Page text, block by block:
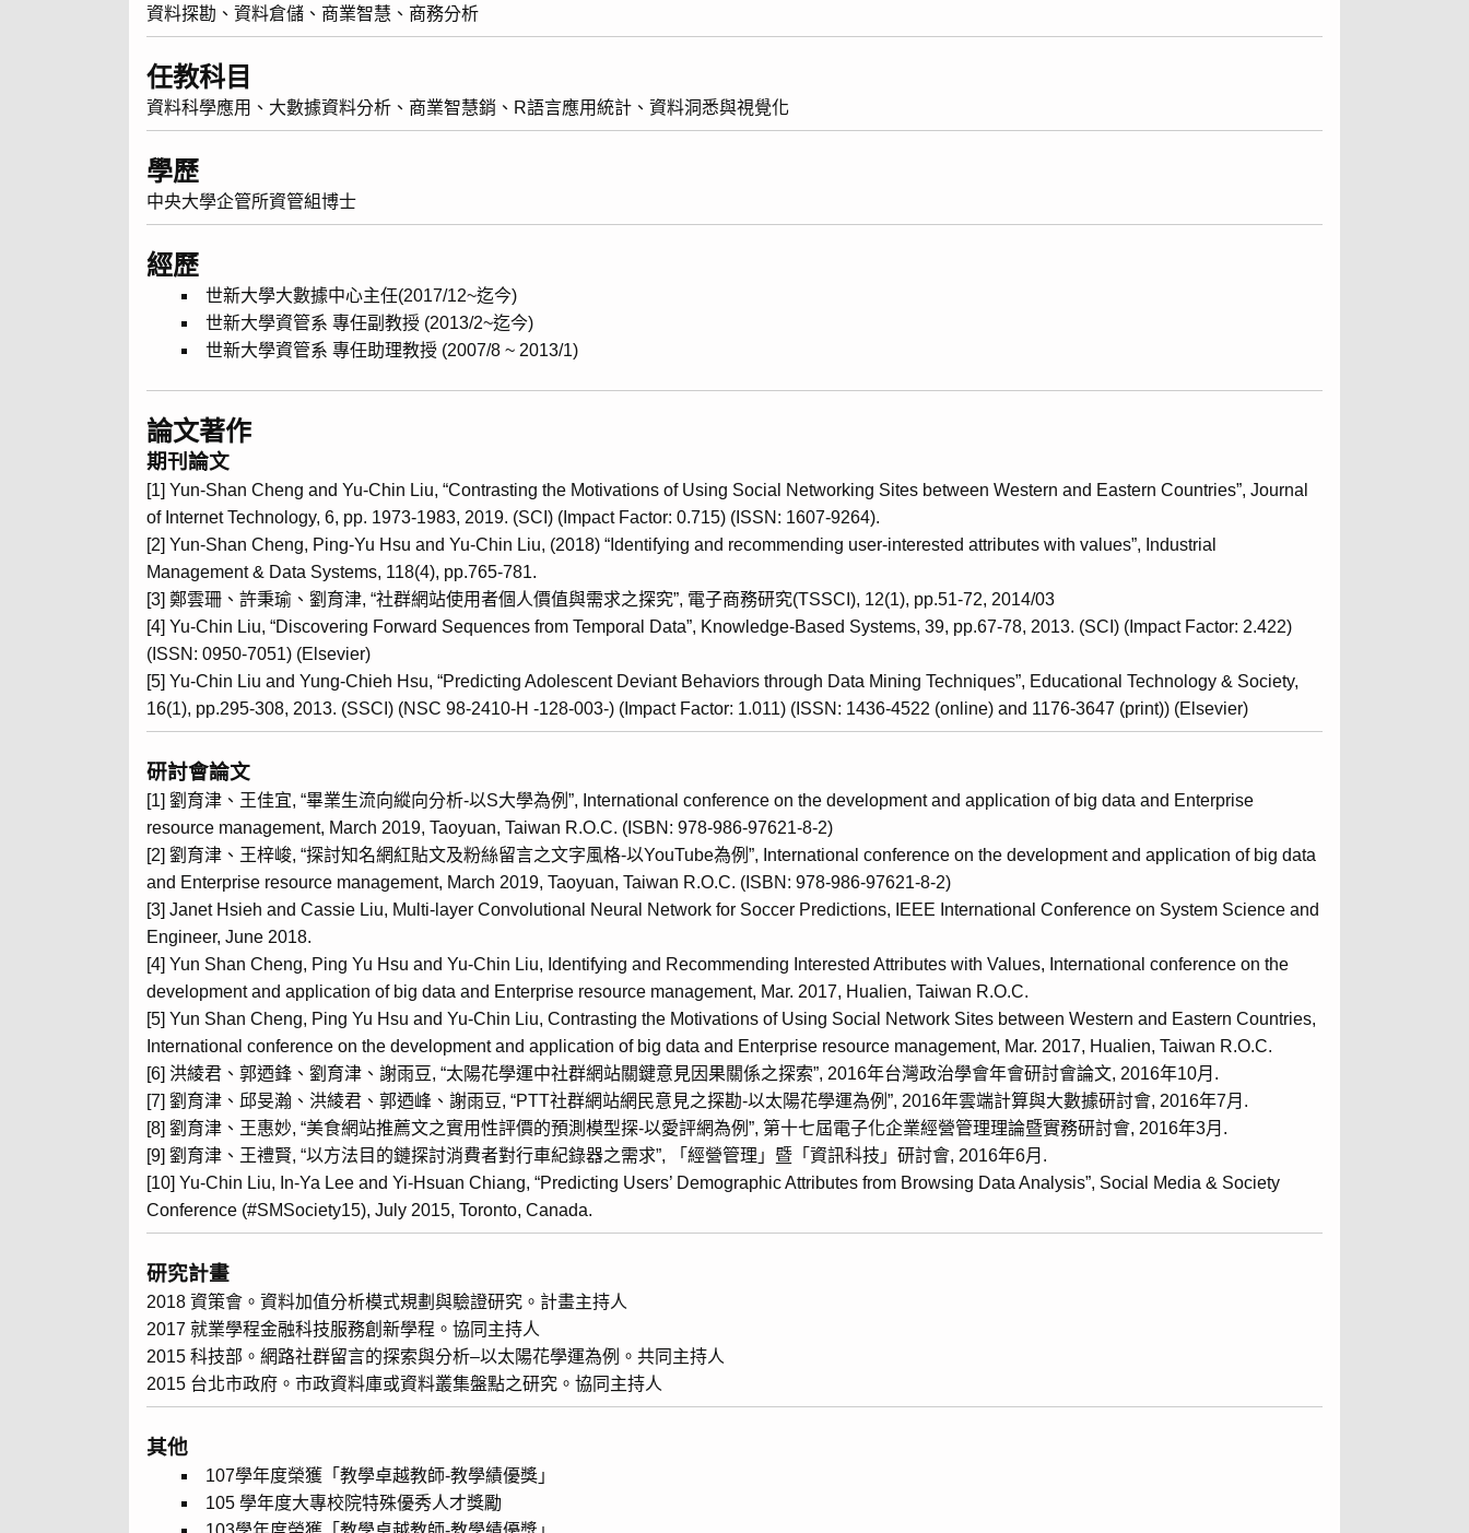
資料探勘、資料倉儲、商業智慧、商務分析
任教科目
資料科學應用、大數據資料分析、商業智慧銷、R語言應用統計、資料洞悉與視覺化
學歷
中央大學企管所資管組博士
經歷
世新大學大數據中心主任(2017/12~迄今)
世新大學資管系 專任副教授 (2013/2~迄今)
世新大學資管系 專任助理教授 (2007/8 ~ 2013/1)
論文著作
期刊論文
[1] Yun-Shan Cheng and Yu-Chin Liu, “Contrasting the Motivations of Using Social Networking Sites between Western and Eastern Countries”, Journal
of Internet Technology, 6, pp. 1973-1983, 2019. (SCI) (Impact Factor: 0.715) (ISSN: 1607-9264).
[2] Yun-Shan Cheng, Ping-Yu Hsu and Yu-Chin Liu, (2018) “Identifying and recommending user-interested attributes with values”, Industrial
Management & Data Systems, 118(4), pp.765-781.
[3] 鄭雲珊、許秉瑜、劉育津, “社群網站使用者個人價值與需求之探究”, 電子商務研究(TSSCI), 12(1), pp.51-72, 2014/03
[4] Yu-Chin Liu, “Discovering Forward Sequences from Temporal Data”, Knowledge-Based Systems, 39, pp.67-78, 2013. (SCI) (Impact Factor: 2.422)
(ISSN: 0950-7051) (Elsevier)
[5] Yu-Chin Liu and Yung-Chieh Hsu, “Predicting Adolescent Deviant Behaviors through Data Mining Techniques”, Educational Technology & Society,
16(1), pp.295-308, 2013. (SSCI) (NSC 98-2410-H -128-003-) (Impact Factor: 1.011) (ISSN: 1436-4522 (online) and 1176-3647 (print)) (Elsevier)
研討會論文
[1] 劉育津、王佳宜, “畢業生流向縱向分析-以S大學為例”, International conference on the development and application of big data and Enterprise
resource management, March 2019, Taoyuan, Taiwan R.O.C. (ISBN: 978-986-97621-8-2)
[2] 劉育津、王梓峻, “探討知名網紅貼文及粉絲留言之文字風格-以YouTube為例”, International conference on the development and application of big data
and Enterprise resource management, March 2019, Taoyuan, Taiwan R.O.C. (ISBN: 978-986-97621-8-2)
[3] Janet Hsieh and Cassie Liu, Multi-layer Convolutional Neural Network for Soccer Predictions, IEEE International Conference on System Science and
Engineer, June 2018.
[4] Yun Shan Cheng, Ping Yu Hsu and Yu-Chin Liu, Identifying and Recommending Interested Attributes with Values, International conference on the
development and application of big data and Enterprise resource management, Mar. 2017, Hualien, Taiwan R.O.C.
[5] Yun Shan Cheng, Ping Yu Hsu and Yu-Chin Liu, Contrasting the Motivations of Using Social Network Sites between Western and Eastern Countries,
International conference on the development and application of big data and Enterprise resource management, Mar. 2017, Hualien, Taiwan R.O.C.
[6] 洪綾君、郭迺鋒、劉育津、謝雨豆, “太陽花學運中社群網站關鍵意見因果關係之探索”, 2016年台灣政治學會年會研討會論文, 2016年10月.
[7] 劉育津、邱旻瀚、洪綾君、郭迺峰、謝雨豆, “PTT社群網站網民意見之探勘-以太陽花學運為例”, 2016年雲端計算與大數據研討會, 2016年7月.
[8] 劉育津、王惠妙, “美食網站推薦文之實用性評價的預測模型探-以愛評網為例”, 第十七屆電子化企業經營管理理論暨實務研討會, 2016年3月.
[9] 劉育津、王禮賢, “以方法目的鏈探討消費者對行車紀錄器之需求”, 「經營管理」暨「資訊科技」研討會, 2016年6月.
[10] Yu-Chin Liu, In-Ya Lee and Yi-Hsuan Chiang, “Predicting Users’ Demographic Attributes from Browsing Data Analysis”, Social Media & Society
Conference (#SMSociety15), July 2015, Toronto, Canada.
研究計畫
2018 資策會。資料加值分析模式規劃與驗證研究。計畫主持人
2017 就業學程金融科技服務創新學程。協同主持人
2015 科技部。網路社群留言的探索與分析–以太陽花學運為例。共同主持人
2015 台北市政府。市政資料庫或資料叢集盤點之研究。協同主持人
其他
107學年度榮獲「教學卓越教師-教學績優獎」
105 學年度大專校院特殊優秀人才獎勵